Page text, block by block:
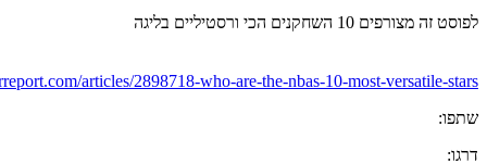
לפוסט זה מצורפים 10 השחקנים הכי ורסטיליים בליגה
articles/2898718-who-are-the-nbas-10-most-versatile-stars
שתפו:
דרגו: